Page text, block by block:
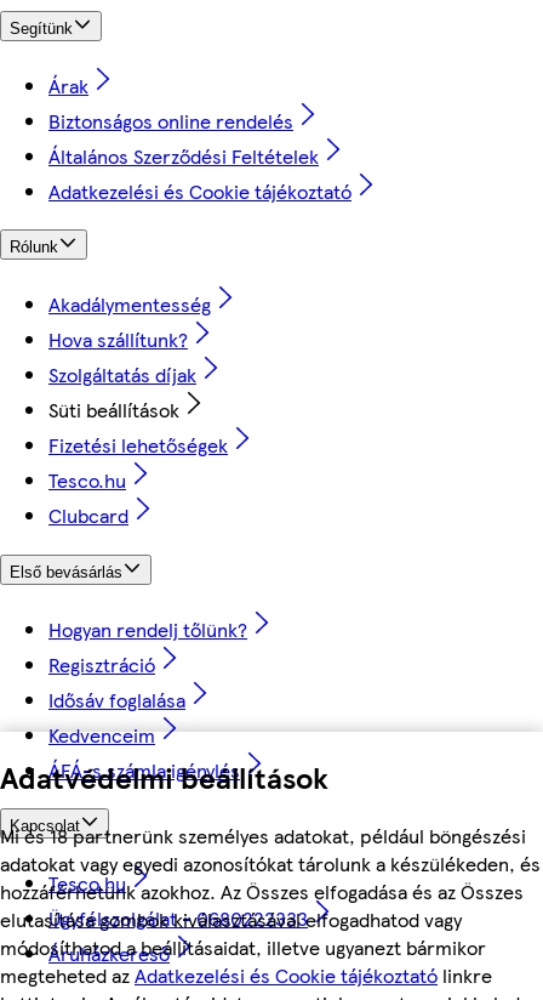
Adatvédelmi beállítások
Mi és 18 partnerünk személyes adatokat, például böngészési
adatokat vagy egyedi azonosítókat tárolunk a készülékeden, és
hozzáférhetünk azokhoz. Az Összes elfogadása és az Összes
elutasítása gombok kiválasztásával elfogadhatod vagy
módosíthatod a beállításaidat, illetve ugyanezt bármikor
megteheted azAdatkezelési és Cookie tájékoztató linkre
Segítünk
Árak
Biztonságos online rendelés
Általános Szerződési Feltételek
Adatkezelési és Cookie tájékoztató
Rólunk
Akadálymentesség
Hova szállítunk?
Szolgáltatás díjak
Süti beállítások
Fizetési lehetőségek
Tesco.hu
Clubcard
Első bevásárlás
Hogyan rendelj tőlünk?
Regisztráció
Idősáv foglalása
Kedvenceim
ÁFÁ-s számla igénylés
Kapcsolat
Tesco.hu
Ügyfélszolgálat - 0680222333
Áruházkereső